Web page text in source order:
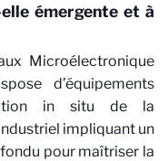
émergente et à
Microélectronique
d’équipements
in situ de la
impliquant un
pour maîtriser la